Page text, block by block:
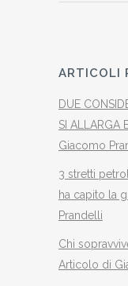
ARTICOLI
DUE
SI ALLARGA
Giacomo
3 stretti
ha capito la
Prandelli
Chi
Articolo di